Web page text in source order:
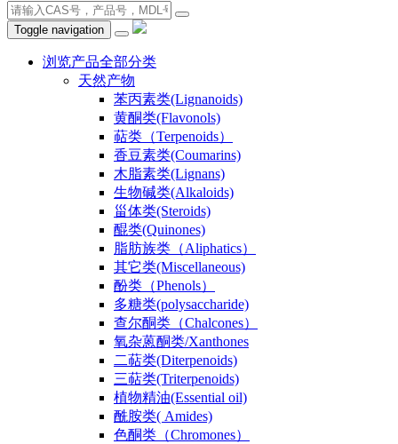
Toggle navigation
浏览产品全部分类
天然产物
苯丙素类(Lignanoids)
黄酮类(Flavonols)
萜类（Terpenoids）
香豆素类(Coumarins)
木脂素类(Lignans)
生物碱类(Alkaloids)
甾体类(Steroids)
醌类(Quinones)
脂肪族类（Aliphatics）
其它类(Miscellaneous)
酚类（Phenols）
多糖类(polysaccharide)
查尔酮类（Chalcones）
氧杂蒽酮类/Xanthones
二萜类(Diterpenoids)
三萜类(Triterpenoids)
植物精油(Essential oil)
酰胺类( Amides)
色酮类（Chromones）